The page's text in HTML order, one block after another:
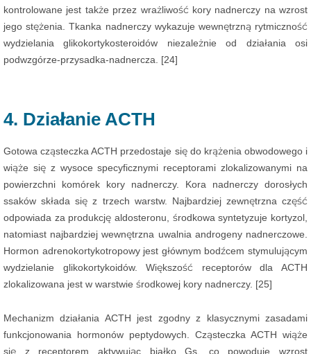
kontrolowane jest także przez wrażliwość kory nadnerczy na wzrost
jego stężenia. Tkanka nadnerczy wykazuje wewnętrzną rytmiczność
wydzielania glikokortykosteroidów niezależnie od działania osi
podwzgórze-przysadka-nadnercza. [24]
4. Działanie ACTH
Gotowa cząsteczka ACTH przedostaje się do krążenia obwodowego i
wiąże się z wysoce specyficznymi receptorami zlokalizowanymi na
powierzchni komórek kory nadnerczy. Kora nadnerczy dorosłych
ssaków składa się z trzech warstw. Najbardziej zewnętrzna część
odpowiada za produkcję aldosteronu, środkowa syntetyzuje kortyzol,
natomiast najbardziej wewnętrzna uwalnia androgeny nadnerczowe.
Hormon adrenokortykotropowy jest głównym bodźcem stymulującym
wydzielanie glikokortykoidów. Większość receptorów dla ACTH
zlokalizowana jest w warstwie środkowej kory nadnerczy. [25]
Mechanizm działania ACTH jest zgodny z klasycznymi zasadami
funkcjonowania hormonów peptydowych. Cząsteczka ACTH wiąże
się z receptorem aktywując białko Gs, co powoduje wzrost